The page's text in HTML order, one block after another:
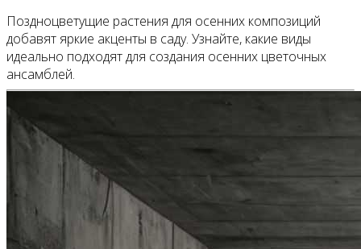
Поздноцветущие растения для осенних композиций
добавят яркие акценты в саду. Узнайте, какие виды
идеально подходят для создания осенних цветочных
ансамблей.